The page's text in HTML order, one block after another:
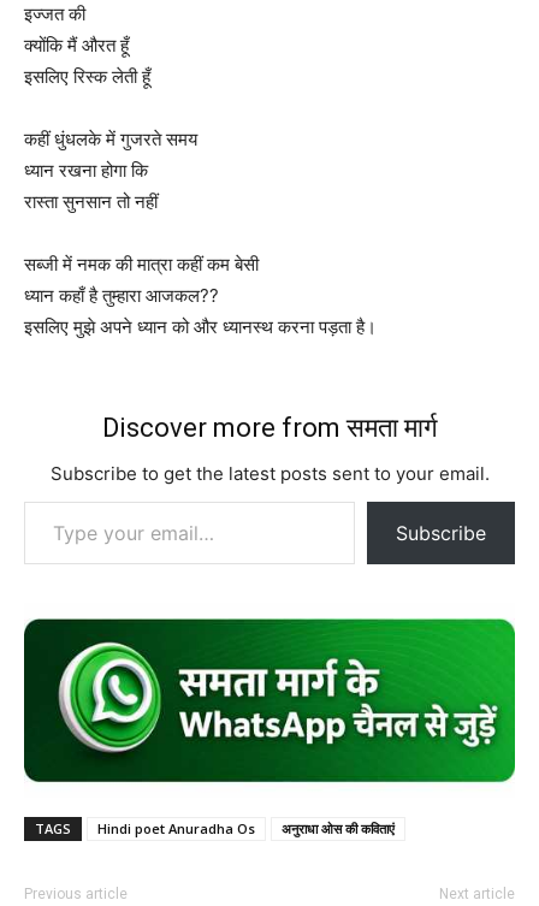
इज्जत की
क्योंकि मैं औरत हूँ
इसलिए रिस्क लेती हूँ
कहीं धुंधलके में गुजरते समय
ध्यान रखना होगा कि
रास्ता सुनसान तो नहीं
सब्जी में नमक की मात्रा कहीं कम बेसी
ध्यान कहाँ है तुम्हारा आजकल??
इसलिए मुझे अपने ध्यान को और ध्यानस्थ करना पड़ता है।
Discover more from समता मार्ग
Subscribe to get the latest posts sent to your email.
Type your email…
Subscribe
TAGS Hindi poet Anuradha Os अनुराधा ओस की कविताएं
Previous article Next article